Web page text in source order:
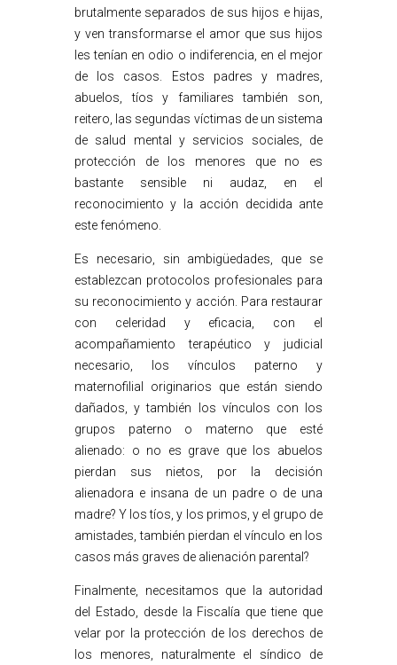
brutalmente separados de sus hijos e hijas,
y ven transformarse el amor que sus hijos
les tenían en odio o indiferencia, en el mejor
de los casos. Estos padres y madres,
abuelos, tíos y familiares también son,
reitero, las segundas víctimas de un sistema
de salud mental y servicios sociales, de
protección de los menores que no es
bastante sensible ni audaz, en el
reconocimiento y la acción decidida ante
este fenómeno.
Es necesario, sin ambigüedades, que se
establezcan protocolos profesionales para
su reconocimiento y acción. Para restaurar
con celeridad y eficacia, con el
acompañamiento terapéutico y judicial
necesario, los vínculos paterno y
maternofilial originarios que están siendo
dañados, y también los vínculos con los
grupos paterno o materno que esté
alienado: o no es grave que los abuelos
pierdan sus nietos, por la decisión
alienadora e insana de un padre o de una
madre? Y los tíos, y los primos, y el grupo de
amistades, también pierdan el vínculo en los
casos más graves de alienación parental?
Finalmente, necesitamos que la autoridad
del Estado, desde la Fiscalía que tiene que
velar por la protección de los derechos de
los menores, naturalmente el síndico de